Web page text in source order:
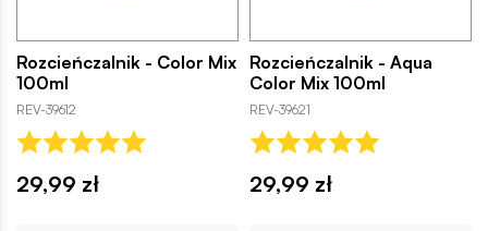
Rozcieńczalnik - Color Mix
100ml
REV-39612
29,99 zł
Rozcieńczalnik - Aqua
Color Mix 100ml
REV-39621
29,99 zł